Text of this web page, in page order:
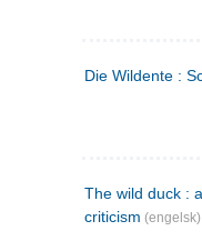
Die Wildente :
The wild duck :
criticism (engelsk)